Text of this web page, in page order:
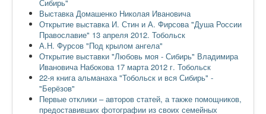
Сибирь"
Выставка Домашенко Николая Ивановича
Открытие выставка И. Стин и А. Фирсова "Душа России
Православие" 13 апреля 2012. Тобольск
А.Н. Фурсов "Под крылом ангела"
Открытие выставки "Любовь моя - Сибирь" Владимира
Ивановича Набокова 17 марта 2012 г. Тобольск
22-я книга альманаха "Тобольск и вся Сибирь" -
"Берёзов"
Первые отклики – авторов статей, а также помощников,
предоставивших фотографии из своих семейных